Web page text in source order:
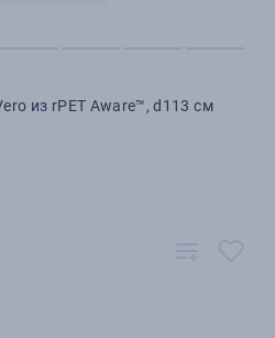
из rPET Aware™, d113 см